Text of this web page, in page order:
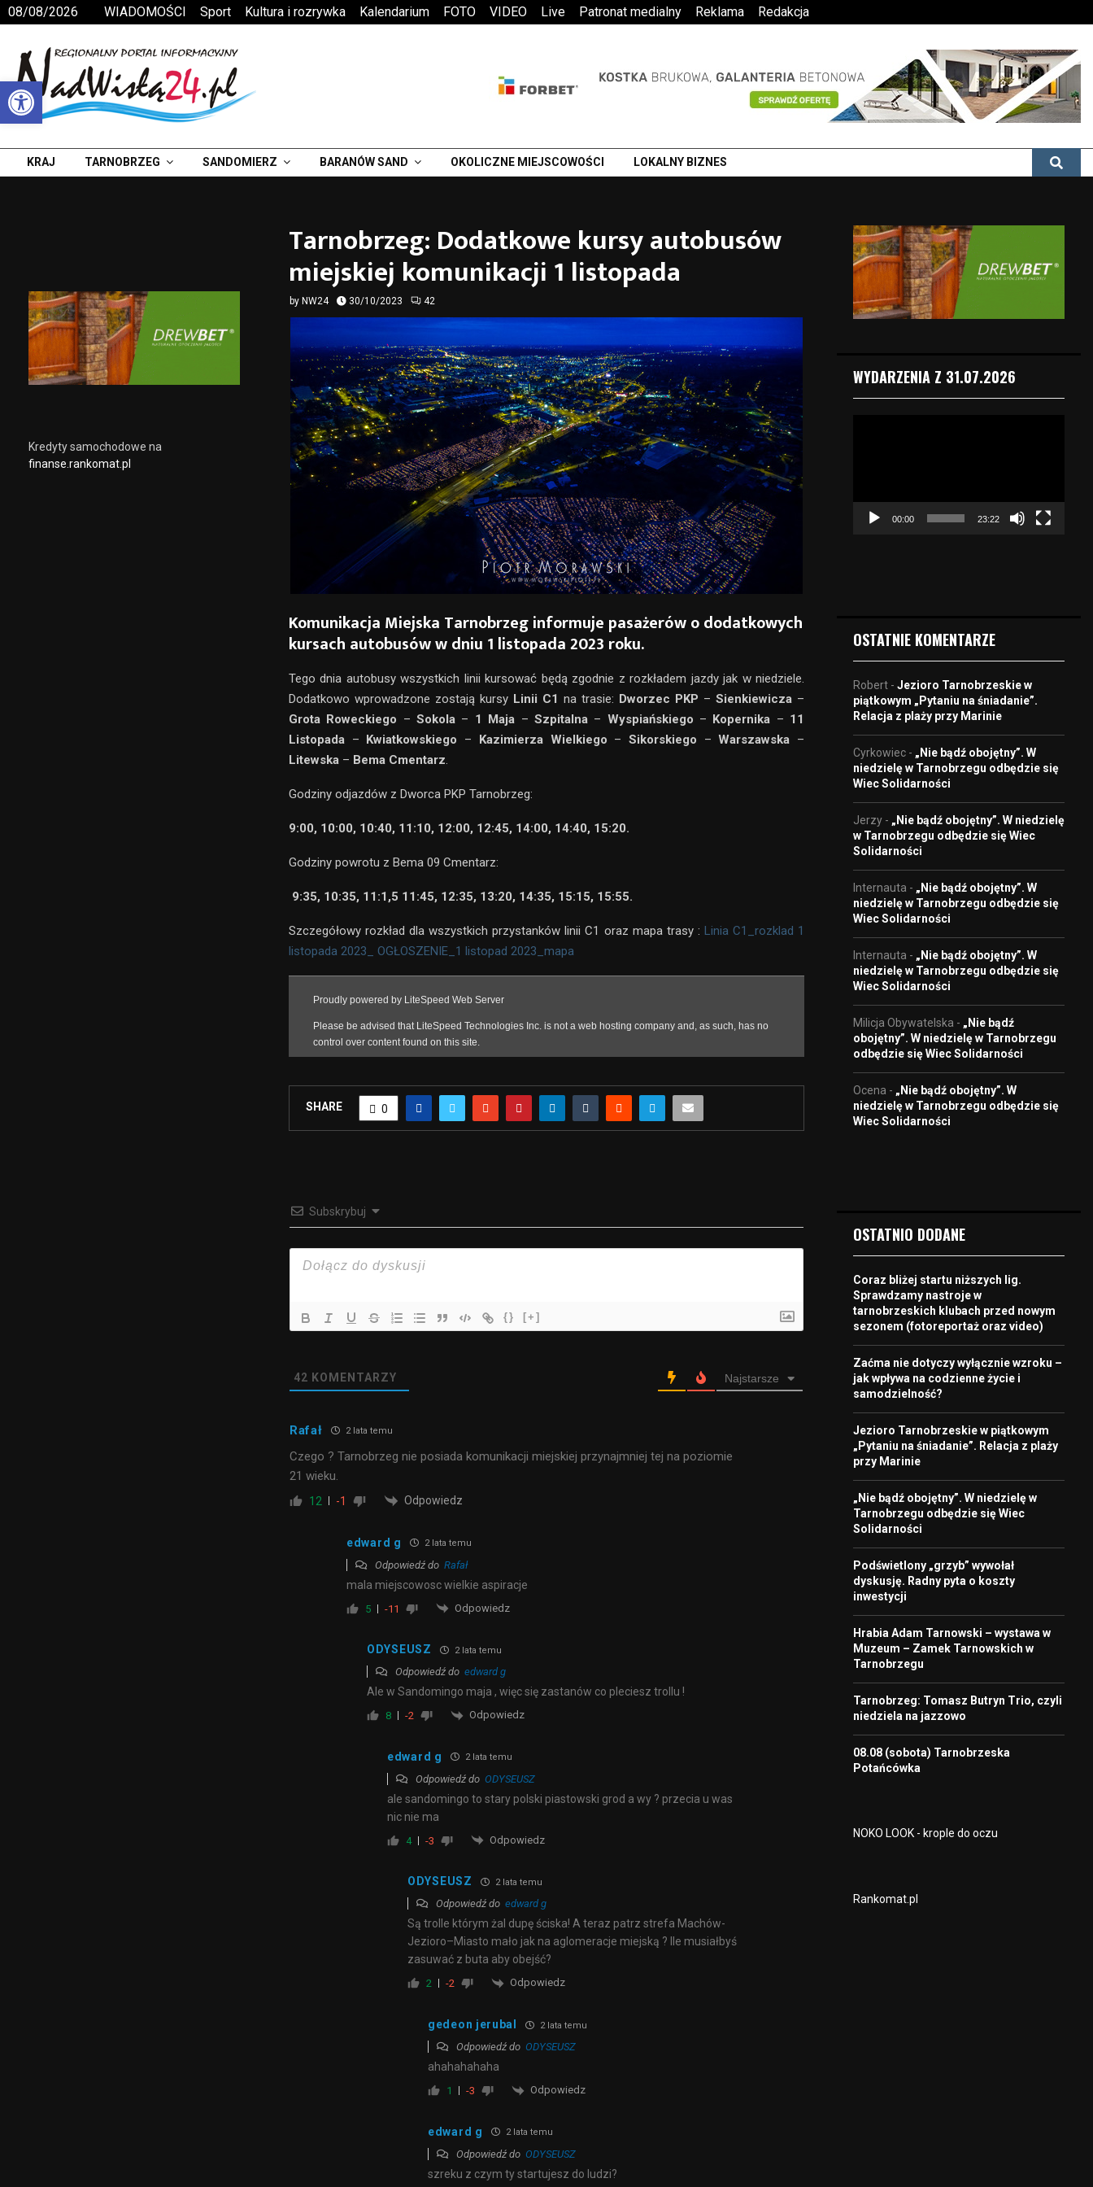
Otwórz pasek narzędzi
08/08/2026 WIADOMOŚCI Sport Kultura i rozrywka Kalendarium FOTO VIDEO Live Patronat medialny Reklama Redakcja
KRAJ TARNOBRZEG SANDOMIERZ BARANÓW SAND OKOLICZNE MIEJSCOWOŚCI LOKALNY BIZNES
Tarnobrzeg: Dodatkowe kursy autobusów
miejskiej komunikacji 1 listopada
by NW24 30/10/2023 42
Komunikacja Miejska Tarnobrzeg informuje pasażerów o dodatkowych
kursach autobusów w dniu 1 listopada 2023 roku.
Tego dnia autobusy wszystkich linii kursować będą zgodnie z rozkładem jazdy jak w niedziele.
Dodatkowo wprowadzone zostają kursy Linii C1 na trasie: Dworzec PKP – Sienkiewicza –
Grota Roweckiego –Sokola – 1 Maja – Szpitalna– Wyspiańskiego – Kopernika – 11
Listopada – Kwiatkowskiego – Kazimierza Wielkiego – Sikorskiego –Warszawska –
Litewska – Bema Cmentarz
Godziny odjazdów z Dworca PKP Tarnobrzeg:
9:00, 10:00, 10:40, 11:10, 12:00, 12:45, 14:00, 14:40, 15:20.
Godziny powrotu z Bema 09 Cmentarz:
9:35, 10:35, 11:1,5 11:45, 12:35, 13:20, 14:35, 15:15, 15:55.
Szczegółowy rozkład dla wszystkich przystanków linii C1 oraz mapa trasy : Linia C1_rozklad 1
listopada 2023_
OGŁOSZENIE_1 listopad 2023_ mapa
SHARE 0
Subskrybuj
{} [+]
42 KOMENTARZY Najstarsze
Rafał 2 lata temu
Czego ? Tarnobrzeg nie posiada komunikacji miejskiej przynajmniej tej na poziomie
21 wieku.
12 -1 Odpowiedz
edward g 2 lata temu
Odpowiedź do Rafał
mala miejscowosc wielkie aspiracje
5 -11 Odpowiedz
ODYSEUSZ 2 lata temu
Odpowiedź do edward g
Ale w Sandomingo maja , więc się zastanów co pleciesz trollu !
8 -2 Odpowiedz
edward g 2 lata temu
Odpowiedź do ODYSEUSZ
ale sandomingo to stary polski piastowski grod a wy ? przecia u was
nic nie ma
4 -3 Odpowiedz
ODYSEUSZ 2 lata temu
Odpowiedź do edward g
Są trolle którym żal dupę ściska! A teraz patrz strefa Machów-
Jezioro–Miasto mało jak na aglomeracje miejską ? Ile musiałbyś
zasuwać z buta aby obejść?
2 -2 Odpowiedz
gedeon jerubal 2 lata temu
Odpowiedź do ODYSEUSZ
ahahahahaha
1 -3 Odpowiedz
edward g 2 lata temu
Odpowiedź do ODYSEUSZ
szreku z czym ty startujesz do ludzi?
Kredyty samochodowe na
finanse.rankomat.pl
WYDARZENIA Z 31.07.2026
e
o
00:00 23:22
OSTATNIE KOMENTARZE
Robert - Jezioro Tarnobrzeskie w
piątkowym „Pytaniu na śniadanie”.
Relacja z plaży przy Marinie
Cyrkowiec - „Nie bądź obojętny”. W
niedzielę w Tarnobrzegu odbędzie się
Wiec Solidarności
Jerzy - „Nie bądź obojętny”. W niedzielę
w Tarnobrzegu odbędzie się Wiec
Solidarności
Internauta - „Nie bądź obojętny”. W
niedzielę w Tarnobrzegu odbędzie się
Wiec Solidarności
Internauta - „Nie bądź obojętny”. W
niedzielę w Tarnobrzegu odbędzie się
Wiec Solidarności
Milicja Obywatelska - „Nie bądź
obojętny”. W niedzielę w Tarnobrzegu
odbędzie się Wiec Solidarności
Ocena - „Nie bądź obojętny”. W
niedzielę w Tarnobrzegu odbędzie się
Wiec Solidarności
OSTATNIO DODANE
Coraz bliżej startu niższych lig.
Sprawdzamy nastroje w
tarnobrzeskich klubach przed nowym
sezonem (fotoreportaż oraz video)
Zaćma nie dotyczy wyłącznie wzroku –
jak wpływa na codzienne życie i
samodzielność?
Jezioro Tarnobrzeskie w piątkowym
„Pytaniu na śniadanie”. Relacja z plaży
przy Marinie
„Nie bądź obojętny”. W niedzielę w
Tarnobrzegu odbędzie się Wiec
Solidarności
Podświetlony „grzyb” wywołał
dyskusję. Radny pyta o koszty
inwestycji
Hrabia Adam Tarnowski – wystawa w
Muzeum – Zamek Tarnowskich w
Tarnobrzegu
Tarnobrzeg: Tomasz Butryn Trio, czyli
niedziela na jazzowo
08.08 (sobota) Tarnobrzeska
Potańcówka
NOKO LOOK - krople do oczu
Rankomat.pl